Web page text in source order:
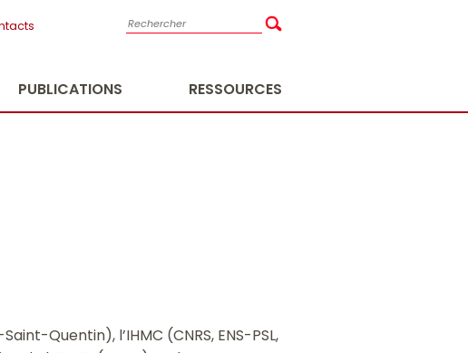
PUBLICATIONS RESSOURCES
Quentin), l’IHMC (CNRS, ENS-PSL,